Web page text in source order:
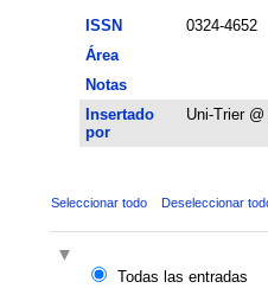
ISSN
0324-4652
Área
Notas
Insertado
por
Uni-Trier
Seleccionar todo Deseleccionar
Todas las entradas